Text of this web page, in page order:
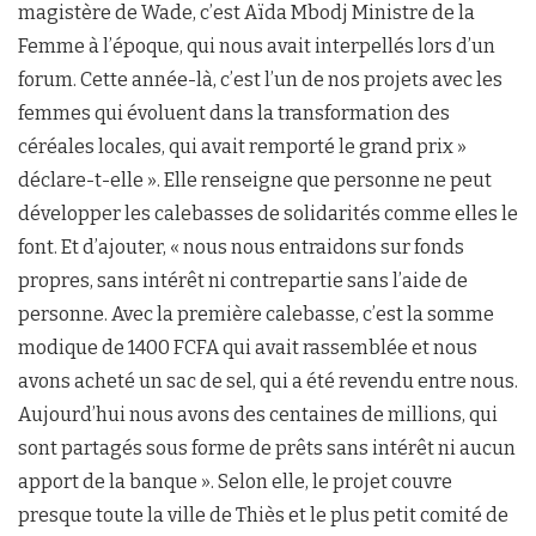
magistère de Wade, c’est Aïda Mbodj Ministre de la
Femme à l’époque, qui nous avait interpellés lors d’un
forum. Cette année-là, c’est l’un de nos projets avec les
femmes qui évoluent dans la transformation des
céréales locales, qui avait remporté le grand prix »
déclare-t-elle ». Elle renseigne que personne ne peut
développer les calebasses de solidarités comme elles le
font. Et d’ajouter, « nous nous entraidons sur fonds
propres, sans intérêt ni contrepartie sans l’aide de
personne. Avec la première calebasse, c’est la somme
modique de 1400 FCFA qui avait rassemblée et nous
avons acheté un sac de sel, qui a été revendu entre nous.
Aujourd’hui nous avons des centaines de millions, qui
sont partagés sous forme de prêts sans intérêt ni aucun
apport de la banque ». Selon elle, le projet couvre
presque toute la ville de Thiès et le plus petit comité de